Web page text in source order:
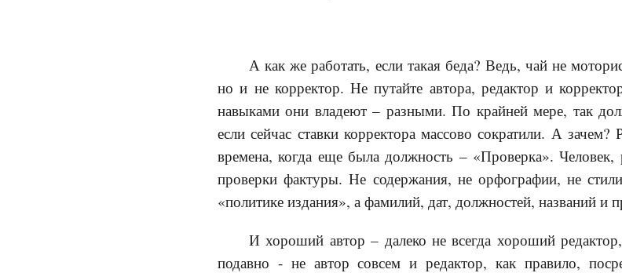
А как же работать, если такая беда? Ведь, чай не
но и не корректор. Не путайте автора, редактор и
навыками они владеют – разными. По крайней мере, так
если сейчас ставки корректора массово сократили. А
времена, когда еще была должность – «Проверка». Человек,
проверки фактуры. Не содержания, не орфографии, не
«политике издания», а фамилий, дат, должностей, названий
И хороший автор – далеко не всегда хороший
подавно - не автор совсем и редактор, как правило,